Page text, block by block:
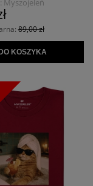
Myszojeleń
89,00 zł
DO KOSZYKA